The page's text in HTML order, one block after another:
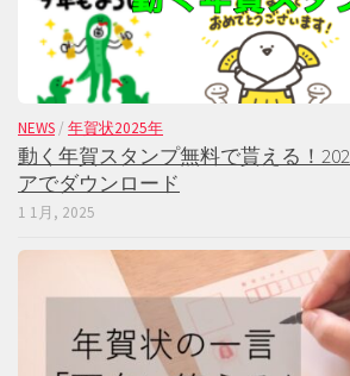
NEWS / 年賀状2025年
動く年賀スタンプ無料で貰える！
アでダウンロード
1 1月, 2025